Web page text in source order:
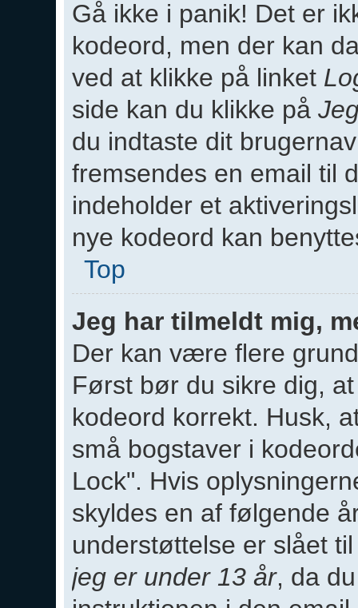
Gå ikke i panik! Det er
kodeord, men der kan
ved at klikke på linket
side kan du klikke på
du indtaste dit
fremsendes en email til
indeholder et
nye kodeord kan
Top
Jeg har tilmeldt mig,
Der kan være flere
Først bør du sikre dig,
kodeord korrekt. Husk,
små bogstaver i
Lock". Hvis
skyldes en af følgende
understøttelse er slået
jeg er under 13 år, da